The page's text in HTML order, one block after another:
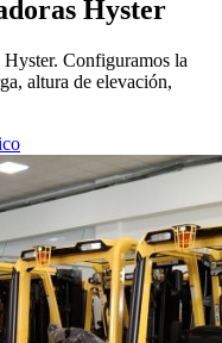
Hyster
Configuramos la
altura de elevación,